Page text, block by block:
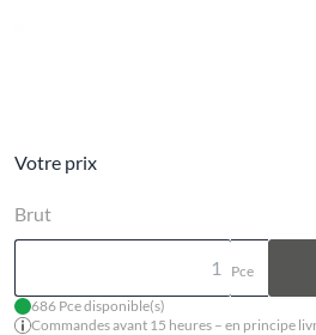
Votre prix
Brut
Pce
686 Pce disponible(s)
Commandes avant 15 heures – en principe